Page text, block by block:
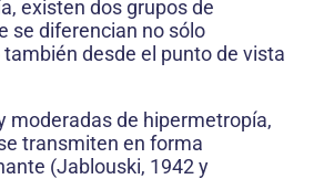
existen dos grupos de
se diferencian no sólo
desde el punto de vista
moderadas de hipermetropía,
transmiten en forma
(Jablouski, 1942 y